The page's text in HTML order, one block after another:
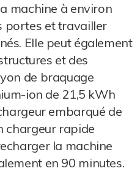
machine à environ
portes et travailler
Elle peut également
et des
de braquage
ion de 21,5 kWh
embarqué de
chargeur rapide
la machine
en 90 minutes.